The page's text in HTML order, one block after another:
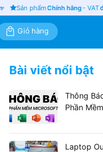
Sản phẩmChính hãng- VATđầy
Giỏ hàng
Bài viết nổi bật
Thông
Phần
Laptop